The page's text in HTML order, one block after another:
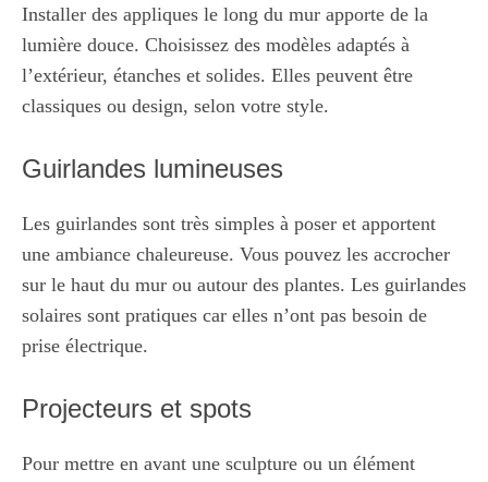
Installer des appliques le long du mur apporte de la
lumière douce. Choisissez des modèles adaptés à
l’extérieur, étanches et solides. Elles peuvent être
classiques ou design, selon votre style.
Guirlandes lumineuses
Les guirlandes sont très simples à poser et apportent
une ambiance chaleureuse. Vous pouvez les accrocher
sur le haut du mur ou autour des plantes. Les guirlandes
solaires sont pratiques car elles n’ont pas besoin de
prise électrique.
Projecteurs et spots
Pour mettre en avant une sculpture ou un élément